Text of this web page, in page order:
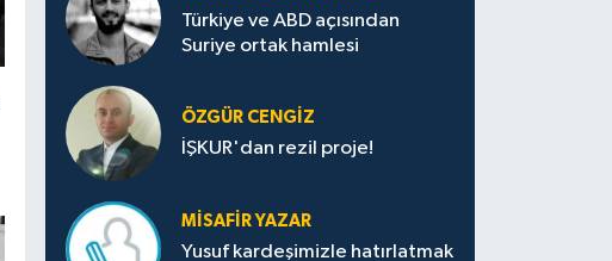
Türkiye ve ABD açısından
Suriye ortak hamlesi
ÖZGÜR CENGIZ
İŞKUR'dan rezil proje!
MISAFIR YAZAR
Yusuf kardeşimizle hatırlatmak